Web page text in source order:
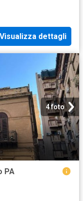
Visualizza dettagli
4 foto
PA